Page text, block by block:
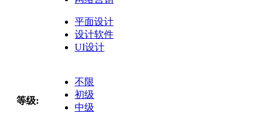
平面设计
设计软件
UI设计
等级:
不限
初级
中级